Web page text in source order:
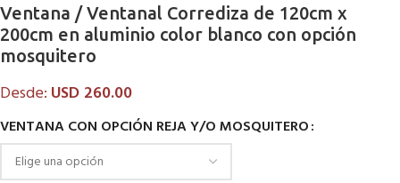
Ventana / Ventanal Corrediza de 120cm x
200cm en aluminio color blanco con opción
mosquitero
Desde: USD 260.00
VENTANA CON OPCIÓN REJA Y/O MOSQUITERO